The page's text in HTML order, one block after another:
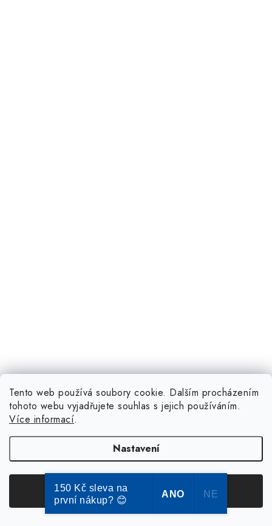
Tento web používá soubory cookie. Dalším procházením
tohoto webu vyjadřujete souhlas s jejich používáním.
Více informací.
Nastavení
Souhlasím
150 Kč sleva na
první nákup? 😊
ANO NE